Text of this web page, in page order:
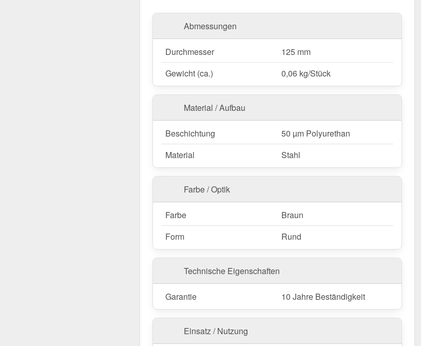
Abmessungen
Durchmesser
125 mm
Gewicht (ca.)
0,06 kg/Stück
Material / Aufbau
Beschichtung
50 µm Polyurethan
Material
Stahl
Farbe / Optik
Farbe
Braun
Form
Rund
Technische Eigenschaften
Garantie 10 Jahre Beständigkeit
Einsatz / Nutzung